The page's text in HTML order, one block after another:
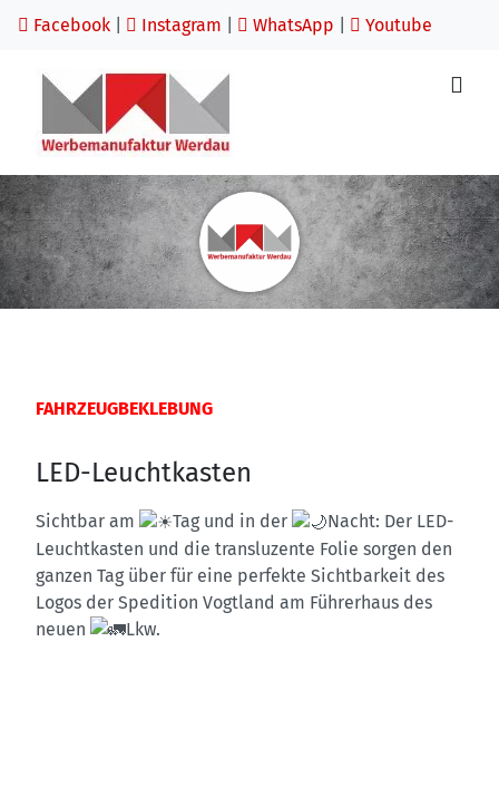
Facebook Instagram WhatsApp Youtube
FAHRZEUGBEKLEBUNG
LED-Leuchtkasten
Sichtbar am Tag und in der
Nacht: Der LED-
Leuchtkasten und die transluzente Folie sorgen den
ganzen Tag über für eine perfekte Sichtbarkeit des
Logos der Spedition Vogtland am Führerhaus des
neuen
Lkw.